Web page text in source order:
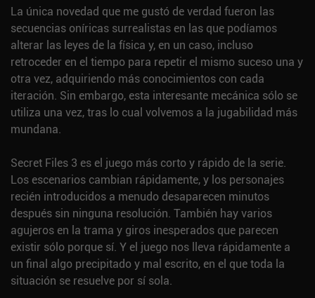
La única novedad que me gustó de verdad fueron las
secuencias oníricas surrealistas en las que podíamos
alterar las leyes de la física y, en un caso, incluso
retroceder en el tiempo para repetir el mismo suceso una y
otra vez, adquiriendo más conocimientos con cada
iteración. Sin embargo, esta interesante mecánica sólo se
utiliza una vez, tras lo cual volvemos a la jugabilidad más
mundana.
Secret Files 3 es el juego más corto y rápido de la serie.
Los escenarios cambian rápidamente, y los personajes
recién introducidos a menudo desaparecen minutos
después sin ninguna resolución. También hay varios
agujeros en la trama y giros inesperados que parecen
existir sólo porque sí. Y el juego nos lleva rápidamente a
un final algo precipitado y mal escrito, en el que toda la
situación se resuelve por sí sola.